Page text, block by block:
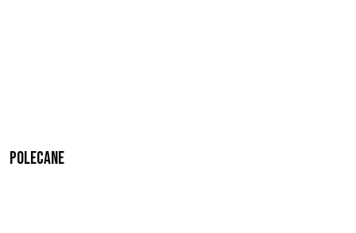
Polecane